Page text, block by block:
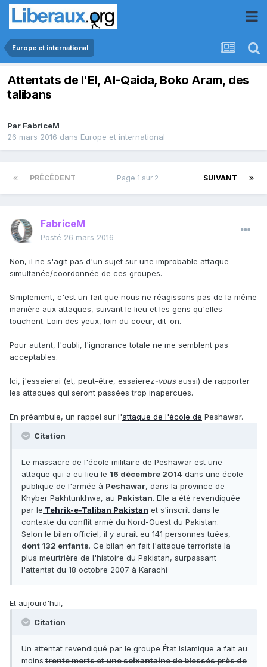
Europe et international
Attentats de l'EI, Al-Qaida, Boko Aram, des
talibans
Par FabriceM
26 mars 2016 dans Europe et international
PRÉCÉDENT SUIVANT
Page 1 sur 2
FabriceM
Posté 26 mars 2016
Non, il ne s'agit pas d'un sujet sur une improbable attaque
simultanée/coordonnée de ces groupes.
Simplement, c'est un fait que nous ne réagissons pas de la même
manière aux attaques, suivant le lieu et les gens qu'elles
touchent. Loin des yeux, loin du coeur, dit-on.
Pour autant, l'oubli, l'ignorance totale ne me semblent pas
acceptables.
Ici, j'essaierai (et, peut-être, essaierez-vousaussi) de rapporter
les attaques qui seront passées trop inapercues.
En préambule, un rappel sur l'attaque de l'école de Peshawar.
Citation
Le massacre de l'école militaire de Peshawar est une
attaque qui a eu lieu le 16 décembre 2014 dans une école
publique de l'armée à Peshawar, dans la province de
Khyber Pakhtunkhwa, au Pakistan. Elle a été revendiquée
par le Tehrik-e-Taliban Pakistan et s'inscrit dans le
contexte du conflit armé du Nord-Ouest du Pakistan.
Selon le bilan officiel, il y aurait eu 141 personnes tuées,
dont 132 enfants. Ce bilan en fait l'attaque terroriste la
plus meurtrière de l'histoire du Pakistan, surpassant
l'attentat du 18 octobre 2007 à Karachi
Et aujourd'hui,
Citation
Un attentat revendiqué par le groupe État Islamique a fait au
moins trente morts et une soixantaine de blessés près de